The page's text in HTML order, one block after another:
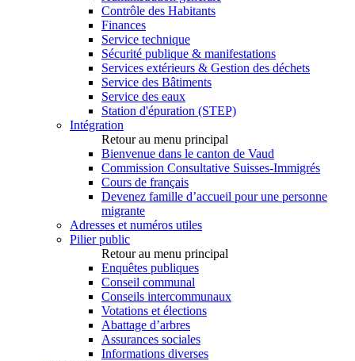
Contrôle des Habitants
Finances
Service technique
Sécurité publique & manifestations
Services extérieurs & Gestion des déchets
Service des Bâtiments
Service des eaux
Station d'épuration (STEP)
Intégration
Retour au menu principal
Bienvenue dans le canton de Vaud
Commission Consultative Suisses-Immigrés
Cours de français
Devenez famille d’accueil pour une personne
migrante
Adresses et numéros utiles
Pilier public
Retour au menu principal
Enquêtes publiques
Conseil communal
Conseils intercommunaux
Votations et élections
Abattage d’arbres
Assurances sociales
Informations diverses